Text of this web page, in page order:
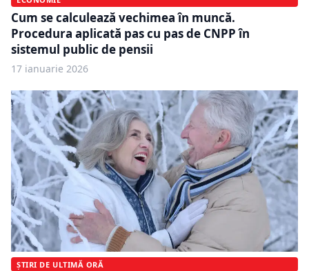
Cum se calculează vechimea în muncă.
Procedura aplicată pas cu pas de CNPP în
sistemul public de pensii
17 ianuarie 2026
ȘTIRI DE ULTIMĂ ORĂ